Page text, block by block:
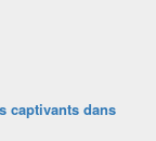
captivants dans